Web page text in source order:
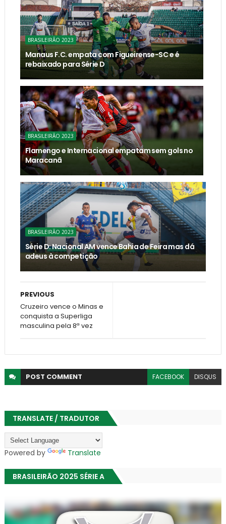
BRASILEIRÃO 2023
Manaus F.C. empata com Figueirense-SC e é
rebaixado para Série D
BRASILEIRÃO 2023
Flamengo e Internacional empatam sem gols no
Maracanã
BRASILEIRÃO 2023
Série D: Nacional AM vence Bahia de Feira mas dá
adeus à competição
PREVIOUS
Cruzeiro vence o Minas e
conquista a Superliga
masculina pela 8ª vez
POST COMMENT FACEBOOK DISQUS
TRANSLATE / TRADUTOR
Powered by Translate
BRASILEIRÃO 2025 SÉRIE A